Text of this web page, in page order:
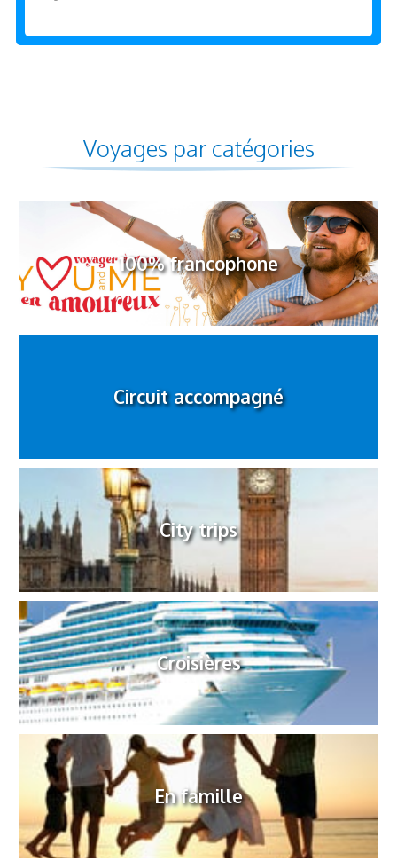
Voyages par catégories
100% francophone
Circuit accompagné
City trips
Croisières
En famille